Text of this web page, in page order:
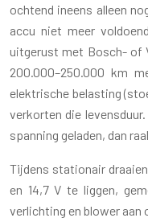
ochtend ineens alleen
accu niet meer
uitgerust met Bosch- of
200.000–250.000 km
elektrische belasting
verkorten die
spanning geladen, dan
Tijdens stationair
en 14,7 V te liggen,
verlichting en blower aan